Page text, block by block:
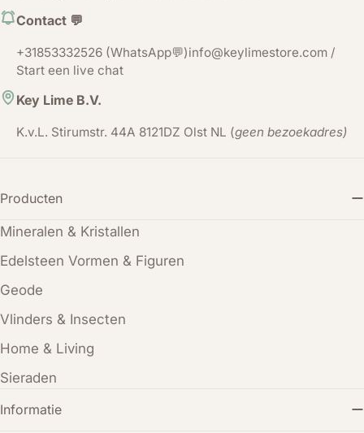
Contact 💬
+31853332526 (WhatsApp💬)info@keylimestore.com /
Start een live chat
Key Lime B.V.
K.v.L. Stirumstr. 44A 8121DZ Olst NL (geen bezoekadres)
Producten
Mineralen & Kristallen
Edelsteen Vormen & Figuren
Geode
Vlinders & Insecten
Home & Living
Sieraden
Informatie